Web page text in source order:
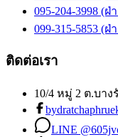
095-204-3998 (ฝ่
099-315-5853 (ฝ่
ติดต่อเรา
10/4 หมู่ 2 ต.บา
LINE